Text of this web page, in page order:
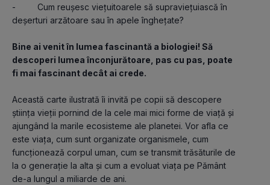
-         Cum reușesc viețuitoarele să supraviețuiască în
deșerturi arzătoare sau în apele înghețate?
Bine ai venit în lumea fascinantă a biologiei! Să
descoperi lumea înconjurătoare, pas cu pas, poate
fi mai fascinant decât ai crede.
Această carte ilustrată îi invită pe copii să descopere
știința vieții pornind de la cele mai mici forme de viață și
ajungând la marile ecosisteme ale planetei. Vor afla ce
este viața, cum sunt organizate organismele, cum
funcționează corpul uman, cum se transmit trăsăturile de
la o generație la alta și cum a evoluat viața pe Pământ
de-a lungul a miliarde de ani.